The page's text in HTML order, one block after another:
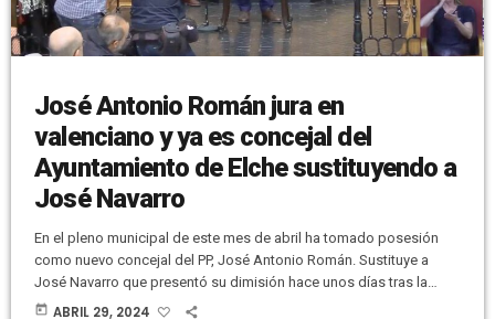
José Antonio Román jura en
valenciano y ya es concejal del
Ayuntamiento de Elche sustituyendo a
José Navarro
En el pleno municipal de este mes de abril ha tomado posesión
como nuevo concejal del PP, José Antonio Román. Sustituye a
José Navarro que presentó su dimisión hace unos días tras la
polémica ocurrida en Semana Santa y después de reconocer que
today ABRIL 29, 2024